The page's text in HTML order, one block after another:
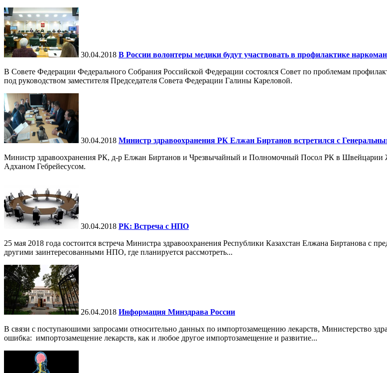
30.04.2018 В России волонтеры медики будут участвовать в профилактике
В Совете Федерации Федерального Собрания Российской Федерации состоялся Совет по проблемам
под руководством заместителя Председателя Совета Федерации Галины Кареловой.
30.04.2018 Министр здравоохранения РК Елжан Биртанов встретился с
Министр здравоохранения РК, д-р Елжан Биртанов и Чрезвычайный и Полномочный Посол РК в Швейцарии
Адханом Гебрейесусом.
30.04.2018 РК: Встреча с НПО
25 мая 2018 года состоится встреча Министра здравоохранения Республики Казахстан Елжана Биртанова с
другими заинтересованными НПО, где планируется рассмотреть...
26.04.2018 Информация Минздрава России
В связи с поступаюшими запросами относительно данных по импортозамещению лекарств, Министерство
ошибка: импортозамещение лекарств, как и любое другое импортозамещение и развитие...